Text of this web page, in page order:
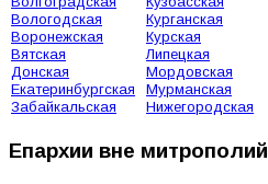
Вологодская
Воронежская
Вятская
Донская
Екатеринбургская
Забайкальская
Курганская
Курская
Липецкая
Мордовская
Мурманская
Нижегородская
Епархии вне митрополий